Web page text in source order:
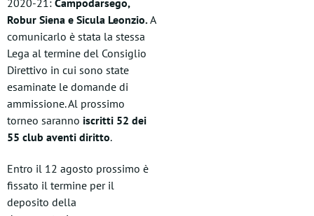
2020-21: Campodarsego,
Robur Siena e Sicula Leonzio.A
comunicarlo è stata la stessa
Lega al termine del Consiglio
Direttivo in cui sono state
esaminate le domande di
ammissione. Al prossimo
torneo saranno iscritti 52 dei
55 club aventi diritto.
Entro il 12 agosto prossimo è
fissato il termine per il
deposito della